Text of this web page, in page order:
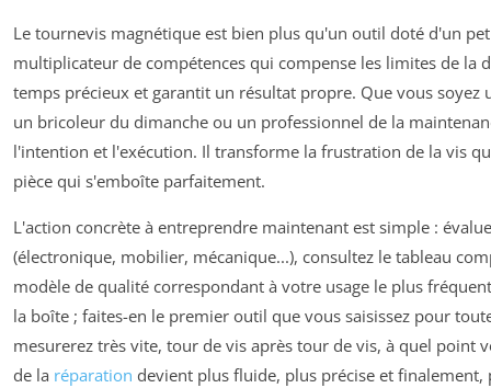
Le tournevis magnétique est bien plus qu'un outil doté d'un
multiplicateur de compétences qui compense les limites de la
temps précieux et garantit un résultat propre. Que vous soyez
un bricoleur du dimanche ou un professionnel de la
l'intention et l'exécution. Il transforme la frustration de la vis
pièce qui s'emboîte parfaitement.
L'action concrète à entreprendre maintenant est simple :
(électronique, mobilier, mécanique...), consultez le tableau
modèle de qualité correspondant à votre usage le plus
la boîte ; faites-en le premier outil que vous saisissez pour
mesurerez très vite, tour de vis après tour de vis, à quel point
de la réparation devient plus fluide, plus précise et finalement,